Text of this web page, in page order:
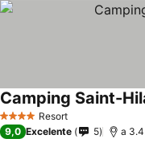
4 EstrelasResort
Camping Saint-
9,0 Excelente 5 a